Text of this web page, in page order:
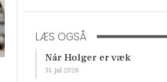
LÆS OGSÅ
Når Holger er væk
31. jul 2026